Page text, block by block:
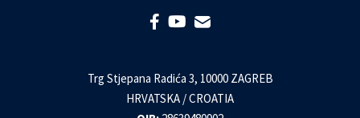
Trg Stjepana Radića 3, 10000 ZAGREB
HRVATSKA / CROATIA